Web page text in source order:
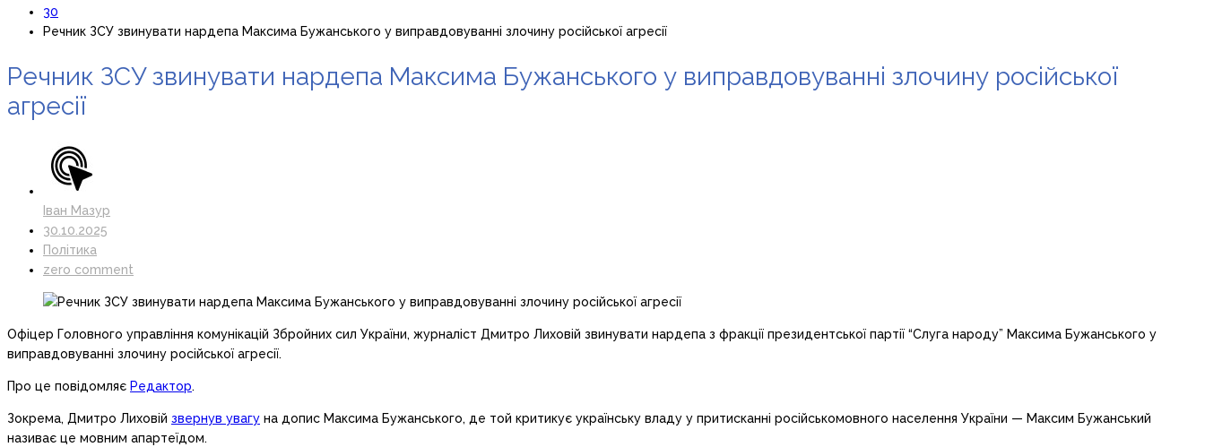
30
Речник ЗСУ звинувати нардепа Максима Бужанського у виправдовуванні злочину російської агресії
Речник ЗСУ звинувати нардепа Максима Бужанського у виправдовуванні злочину російської
агресії
Іван Мазур
30.10.2025
Політика
zero comment
Офіцер Головного управління комунікацій Збройних сил України, журналіст Дмитро Лиховій звинувати нардепа з фракції президентської партії “Слуга народу” Максима Бужанського у
виправдовуванні злочину російської агресії.
Про це повідомляє Редактор.
Зокрема, Дмитро Лиховій звернув увагу на допис Максима Бужанського, де той критикує українську владу у притисканні російськомовного населення України — Максим Бужанський
називає це мовним апартеїдом.